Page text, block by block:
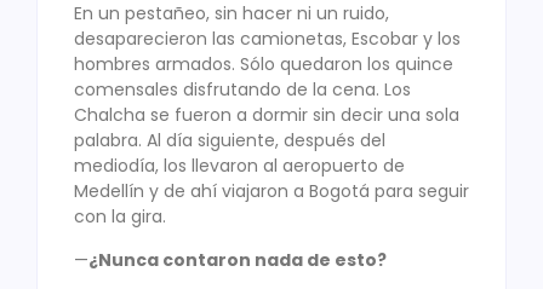
En un pestañeo, sin hacer ni un ruido,
desaparecieron las camionetas, Escobar y los
hombres armados. Sólo quedaron los quince
comensales disfrutando de la cena. Los
Chalcha se fueron a dormir sin decir una sola
palabra. Al día siguiente, después del
mediodía, los llevaron al aeropuerto de
Medellín y de ahí viajaron a Bogotá para seguir
con la gira.
—¿Nunca contaron nada de esto?